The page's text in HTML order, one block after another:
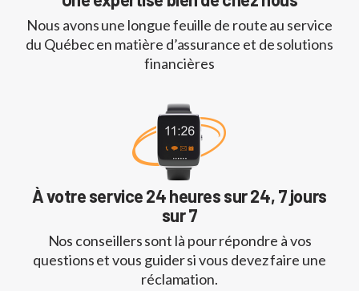
Nous avons une longue feuille de route au service
du Québec en matière d’assurance et de solutions
financières
À votre service 24 heures sur 24, 7 jours
sur 7
Nos conseillers sont là pour répondre à vos
questions et vous guider si vous devez faire une
réclamation.